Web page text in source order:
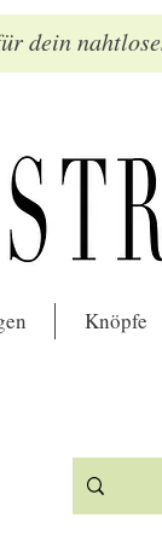
dein
Knöpfe